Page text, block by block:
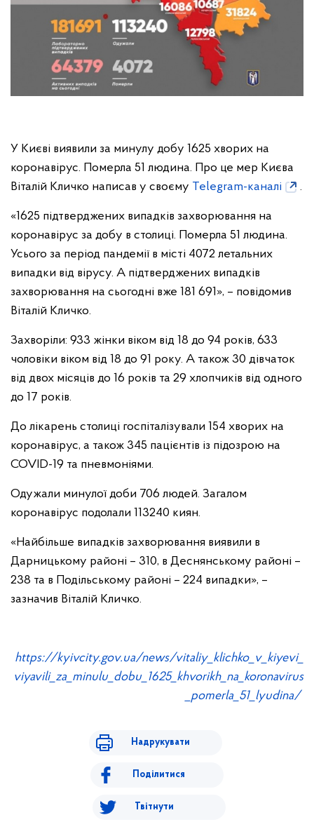
У Києві виявили за минулу добу 1625 хворих на
коронавірус. Померла 51 людина. Про це мер Києва
Віталій Кличко написав у своєму Telegram-каналі .
«1625 підтверджених випадків захворювання на
коронавірус за добу в столиці. Померла 51 людина.
Усього за період пандемії в місті 4072 летальних
випадки від вірусу. А підтверджених випадків
захворювання на сьогодні вже 181 691», – повідомив
Віталій Кличко.
Захворіли: 933 жінки віком від 18 до 94 років, 633
чоловіки віком від 18 до 91 року. А також 30 дівчаток
від двох місяців до 16 років та 29 хлопчиків від одного
до 17 років.
До лікарень столиці госпіталізували 154 хворих на
коронавірус, а також 345 пацієнтів із підозрою на
COVID-19 та пневмоніями.
Одужали минулої доби 706 людей. Загалом
коронавірус подолали 113240 киян.
«Найбільше випадків захворювання виявили в
Дарницькому районі – 310, в Деснянському районі –
238 та в Подільському районі – 224 випадки», –
зазначив Віталій Кличко.
https://kyivcity.gov.ua/news/vitaliy_klichko_v_kiyevi_
viyavili_za_minulu_dobu_1625_khvorikh_na_koronavirus
_pomerla_51_lyudina/
Надрукувати
Поділитися
Твітнути